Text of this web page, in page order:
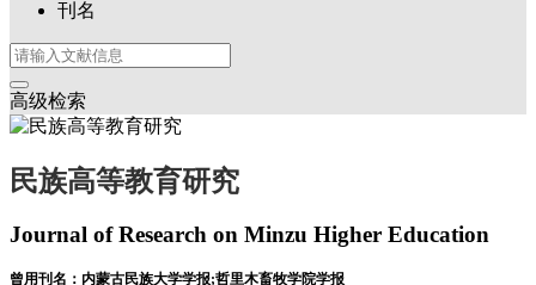
刊名
高级检索
民族高等教育研究
Journal of Research on Minzu Higher Education
曾用刊名：内蒙古民族大学学报;哲里木畜牧学院学报